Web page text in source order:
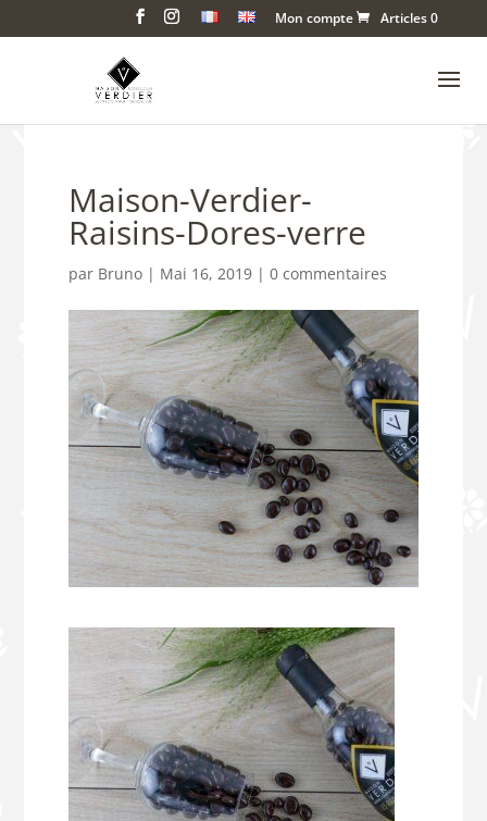
Mon compte Articles 0
Maison-Verdier-
Raisins-Dores-verre
par Bruno| Mai 16, 2019| 0 commentaires